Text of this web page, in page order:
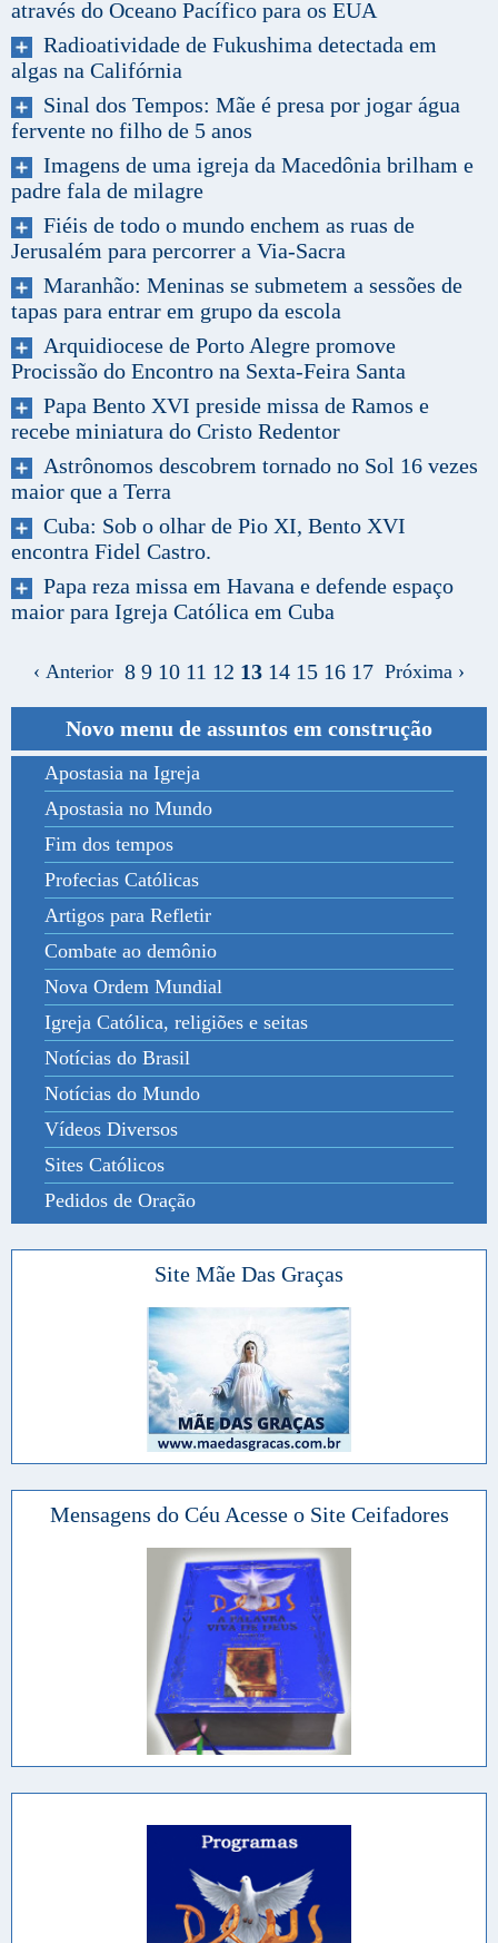
através do Oceano Pacífico para os EUA
Radioatividade de Fukushima detectada em
algas na Califórnia
Sinal dos Tempos: Mãe é presa por jogar água
fervente no filho de 5 anos
Imagens de uma igreja da Macedônia brilham e
padre fala de milagre
Fiéis de todo o mundo enchem as ruas de
Jerusalém para percorrer a Via-Sacra
Maranhão: Meninas se submetem a sessões de
tapas para entrar em grupo da escola
Arquidiocese de Porto Alegre promove
Procissão do Encontro na Sexta-Feira Santa
Papa Bento XVI preside missa de Ramos e
recebe miniatura do Cristo Redentor
Astrônomos descobrem tornado no Sol 16 vezes
maior que a Terra
Cuba: Sob o olhar de Pio XI, Bento XVI
encontra Fidel Castro.
Papa reza missa em Havana e defende espaço
maior para Igreja Católica em Cuba
‹ Anterior 8 9 10 11 12 13 14 15 16 17 Próxima ›
Novo menu de assuntos em construção
Apostasia na Igreja
Apostasia no Mundo
Fim dos tempos
Profecias Católicas
Artigos para Refletir
Combate ao demônio
Nova Ordem Mundial
Igreja Católica, religiões e seitas
Notícias do Brasil
Notícias do Mundo
Vídeos Diversos
Sites Católicos
Pedidos de Oração
Site Mãe Das Graças
Mensagens do Céu Acesse o Site Ceifadores